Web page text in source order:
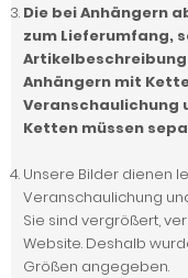
Die bei Anhängern
zum Lieferumfang,
Anhängern mit
Veranschaulichung
Ketten müssen
Unsere Bilder dienen
Veranschaulichung
Sie sind vergrößert,
Website. Deshalb
Größen angegeben.